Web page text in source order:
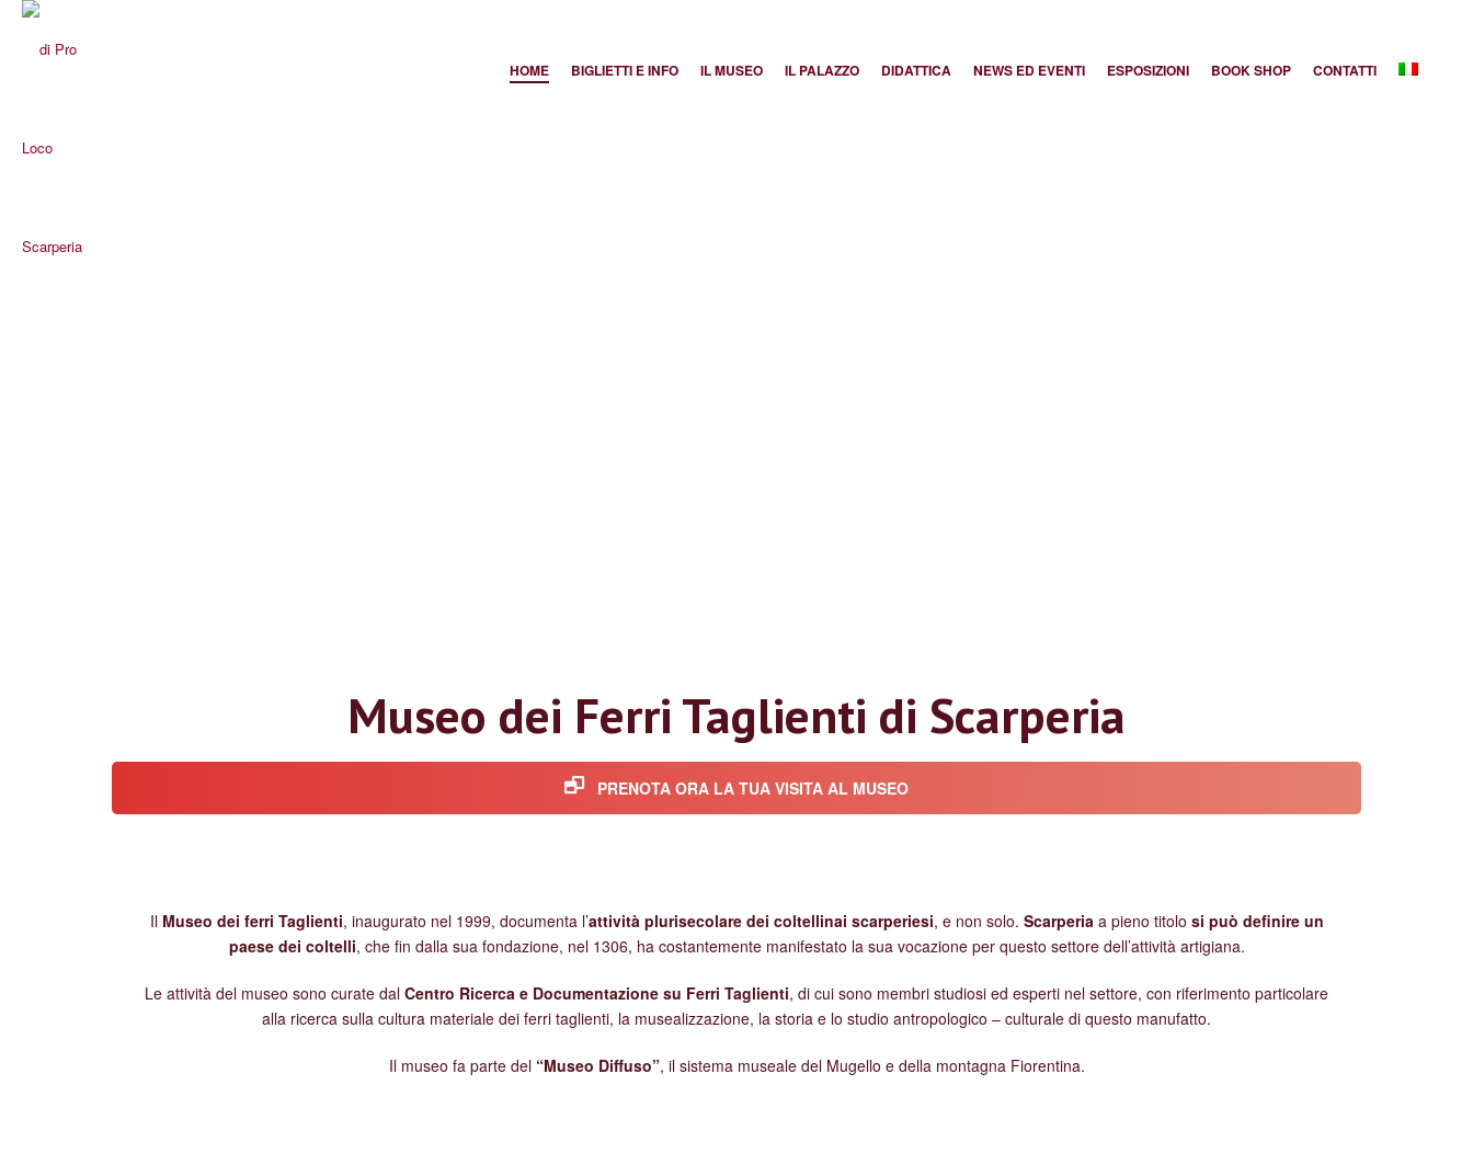
HOME BIGLIETTI E INFO IL MUSEO IL PALAZZO DIDATTICA NEWS ED EVENTI ESPOSIZIONI BOOK SHOP CONTATTI
Museo dei Ferri Taglienti di Scarperia
PRENOTA ORA LA TUA VISITA AL MUSEO
Il Museo dei ferri Taglienti, inaugurato nel 1999, documenta l’attività plurisecolare dei coltellinai scarperiesi, e non solo. Scarperia a pieno titolo si può definire un
paese dei coltelli, che fin dalla sua fondazione, nel 1306, ha costantemente manifestato la sua vocazione per questo settore dell’attività artigiana.
Le attività del museo sono curate dal Centro Ricerca e Documentazione su Ferri Taglienti, di cui sono membri studiosi ed esperti nel settore, con riferimento particolare
alla ricerca sulla cultura materiale dei ferri taglienti, la musealizzazione, la storia e lo studio antropologico – culturale di questo manufatto.
Il museo fa parte del “Museo Diffuso”, il sistema museale del Mugello e della montagna Fiorentina.